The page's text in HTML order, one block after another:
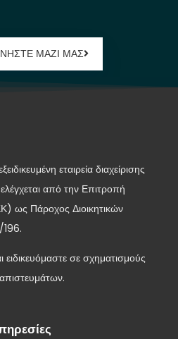
ΜΑΖΙ ΜΑΣ
εταιρεία διαχείρισης
ελέγχεται από την Επιτροπή
ως Πάροχος Διοικητικών
σε σχηματισμούς